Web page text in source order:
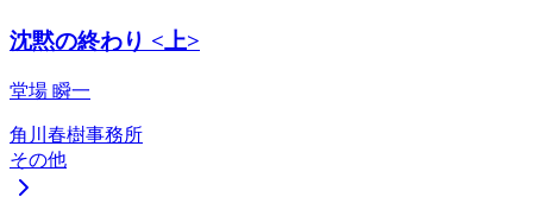
沈黙の終わり <上>
堂場 瞬一
角川春樹事務所
その他